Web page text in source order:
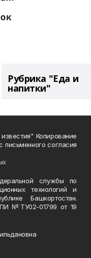
Рубрика "Еда и
напитки"
Копирование
письменного согласия
службы по
технологий и
Башкортостан.
№ТУ02-01799 от 19